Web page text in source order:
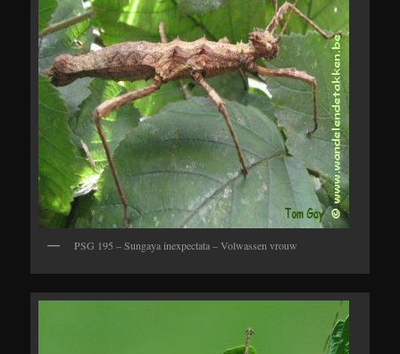
PSG 195 – Sungaya inexpectata – Volwassen vrouw